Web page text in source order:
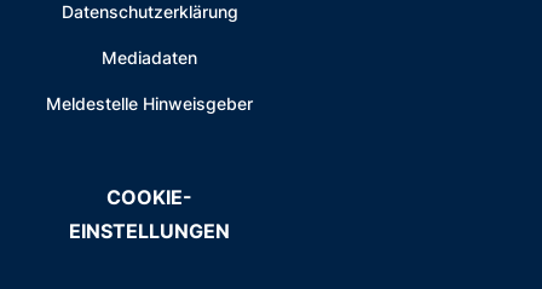
Datenschutzerklärung
Mediadaten
Meldestelle Hinweisgeber
COOKIE-
EINSTELLUNGEN